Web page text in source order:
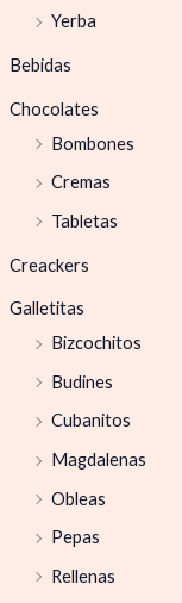
Yerba
Bebidas
Chocolates
Bombones
Cremas
Tabletas
Creackers
Galletitas
Bizcochitos
Budines
Cubanitos
Magdalenas
Obleas
Pepas
Rellenas